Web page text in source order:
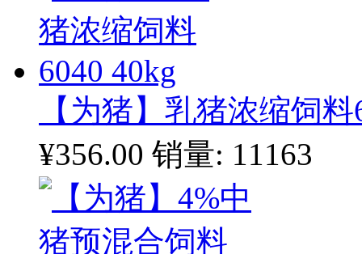
【为猪】乳猪浓缩饲
¥356.00 销量: 11163